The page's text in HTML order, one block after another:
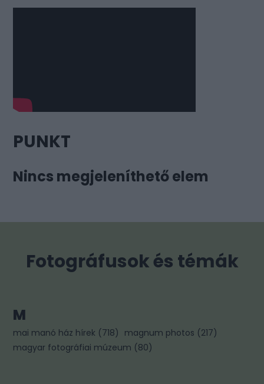
PUNKT
Nincs megjeleníthető elem
Fotográfusok és témák
M
mai manó ház hírek (718) magnum photos (217)
magyar fotográfiai múzeum (80)